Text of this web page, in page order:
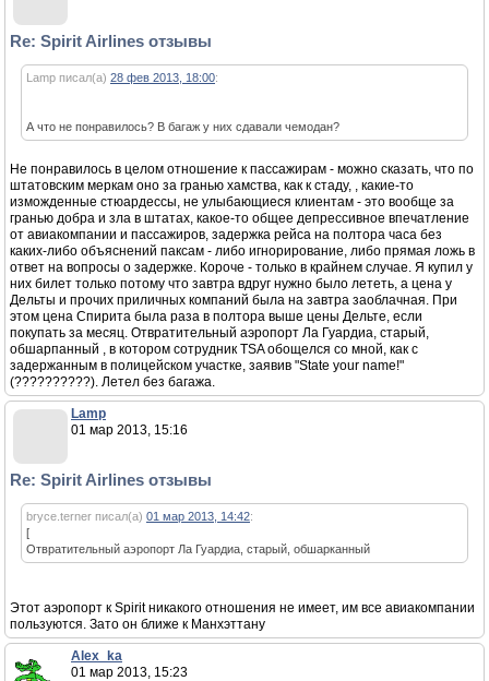
Re: Spirit Airlines отзывы
Lamp писал(а) 28 фев 2013, 18:00:
А что не понравилось? В багаж у них сдавали чемодан?
Не понравилось в целом отношение к пассажирам - можно сказать, что по
штатовским меркам оно за гранью хамства, как к стаду, , какие-то
изможденные стюардессы, не улыбающиеся клиентам - это вообще за
гранью добра и зла в штатах, какое-то общее депрессивное впечатление
от авиакомпании и пассажиров, задержка рейса на полтора часа без
каких-либо объяснений паксам - либо игнорирование, либо прямая ложь в
ответ на вопросы о задержке. Короче - только в крайнем случае. Я купил у
них билет только потому что завтра вдруг нужно было лететь, а цена у
Дельты и прочих приличных компаний была на завтра заоблачная. При
этом цена Спирита была раза в полтора выше цены Дельте, если
покупать за месяц. Отвратительный аэропорт Ла Гуардиа, старый,
обшарпанный , в котором сотрудник TSA обощелся со мной, как с
задержанным в полицейском участке, заявив "State your name!"
(??????????). Летел без багажа.
Lamp
01 мар 2013, 15:16
Re: Spirit Airlines отзывы
bryce.terner писал(а) 01 мар 2013, 14:42:
[
Отвратительный аэропорт Ла Гуардиа, старый, обшарканный
Этот аэропорт к Spirit никакого отношения не имеет, им все авиакомпании
пользуются. Зато он ближе к Манхэттану
Alex_ka
01 мар 2013, 15:23